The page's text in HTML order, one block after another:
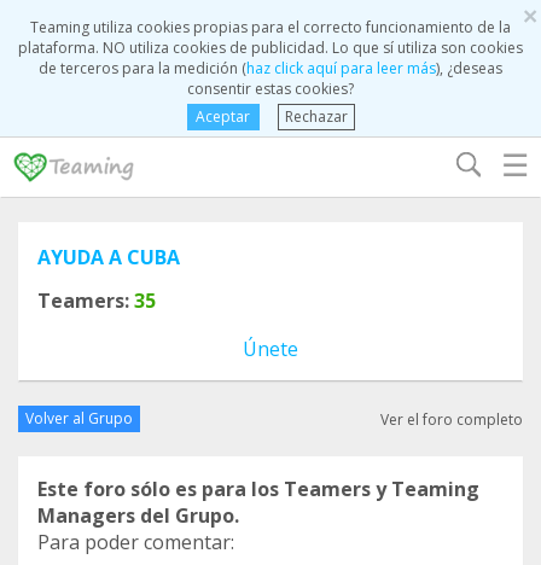
×
Teaming utiliza cookies propias para el correcto funcionamiento de la
plataforma. NO utiliza cookies de publicidad. Lo que sí utiliza son cookies
de terceros para la medición (haz click aquí para leer más), ¿deseas
consentir estas cookies?
Aceptar
Rechazar
☰
AYUDA A CUBA
Teamers:35
Únete
Volver al Grupo Ver el foro completo
Este foro sólo es para los Teamers y Teaming
Managers del Grupo.
Para poder comentar: